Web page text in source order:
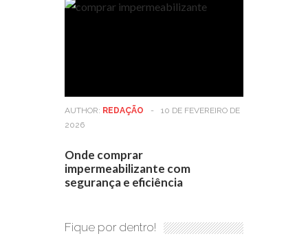
AUTHOR: REDAÇÃO -
10 DE FEVEREIRO DE
2026
Onde comprar
impermeabilizante com
segurança e eficiência
Fique por dentro!